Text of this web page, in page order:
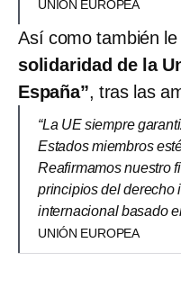
UNIÓN EUROPEA
Así como también le
solidaridad de la
España”, tras las
“La UE siempre
Estados miembros
Reafirmamos nuestro
principios del derecho
internacional basado
UNIÓN EUROPEA